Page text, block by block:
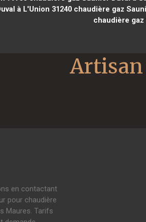
à L'Union 31240chaudière gaz
chaudière gaz
en contactant
pour chaudière
Maures. Tarifs